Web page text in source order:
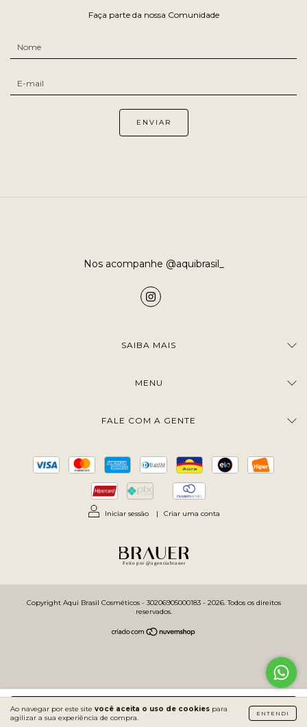
Ao navegar por este site você aceita o uso de cookies para
agilizar a sua experiência de compra.
ENTENDI
Faça parte da nossa Comunidade
Nos acompanhe @aquibrasil_
SAIBA MAIS
MENU
FALE COM A GENTE
Iniciar sessão | Criar uma conta
Feito por @agenciabrauer
Copyright Aqui Brasil Cosméticos - 30206905000183 - 2026. Todos os direitos
reservados.
COMPRAR